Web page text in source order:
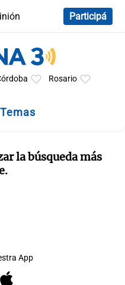
Participá
Rosario
la búsqueda más
App